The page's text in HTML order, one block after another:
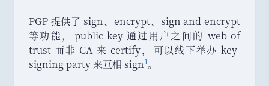
PGP 提供了 sign、 encrypt、
sign and encrypt
等功能，
public key 通过用户之间的 web of
trust 而非 CA 来 certify，
可以线下举办 key-
signing party 来互相 sign1。